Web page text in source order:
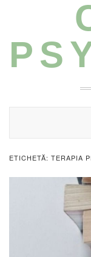
ETICHETĂ: TERAPIA